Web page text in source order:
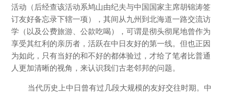
活动（后经查该活动系鸠山由纪夫与中国国家主席胡锦涛签
订友好备忘录下辖一项），其间从九州到北海道一路交流访
学（以及公费旅游、公款吃喝），可谓是彻头彻尾地曾作为
享受其红利的亲历者，活跃在中日友好的第一线。但也正因
为如此，只有当好的和不好的都体验过，才给了笔者比普通
人更加清晰的视角，来认识我们古老邻邦的问题。
当代历史上中日曾有过几段大规模的友好交往时期。中